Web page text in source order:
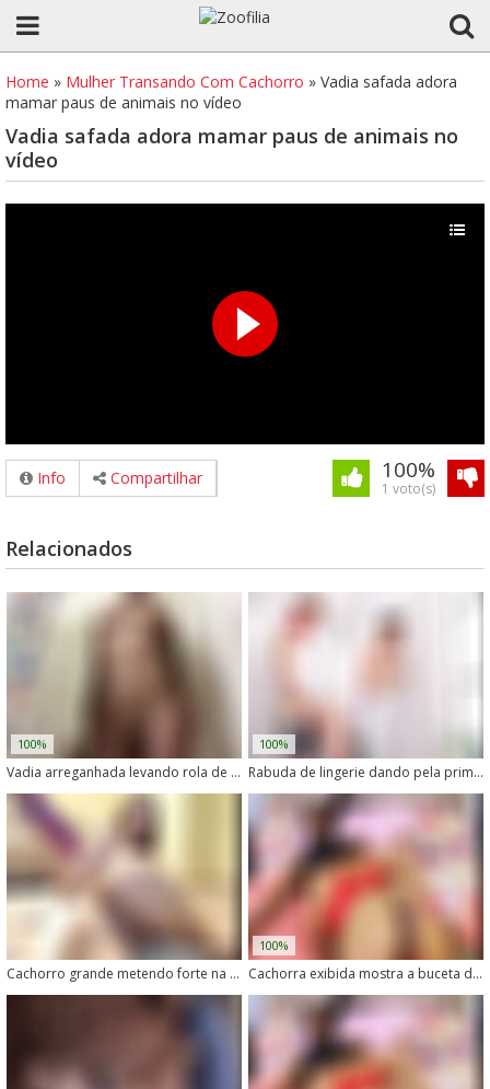
Home » Mulher Transando Com Cachorro » Vadia safada adora
mamar paus de animais no vídeo
Vadia safada adora mamar paus de animais no
vídeo
Info Compartilhar 100%
1 voto(s)
Relacionados
100%
Vadia arreganhada levando rola de cachorro de quatro
100%
Rabuda de lingerie dando pela primeira vez para um cachorro com pau enorme
Cachorro grande metendo forte na dona safada
100%
Cachorra exibida mostra a buceta de quatro enquanto transa com seu cão